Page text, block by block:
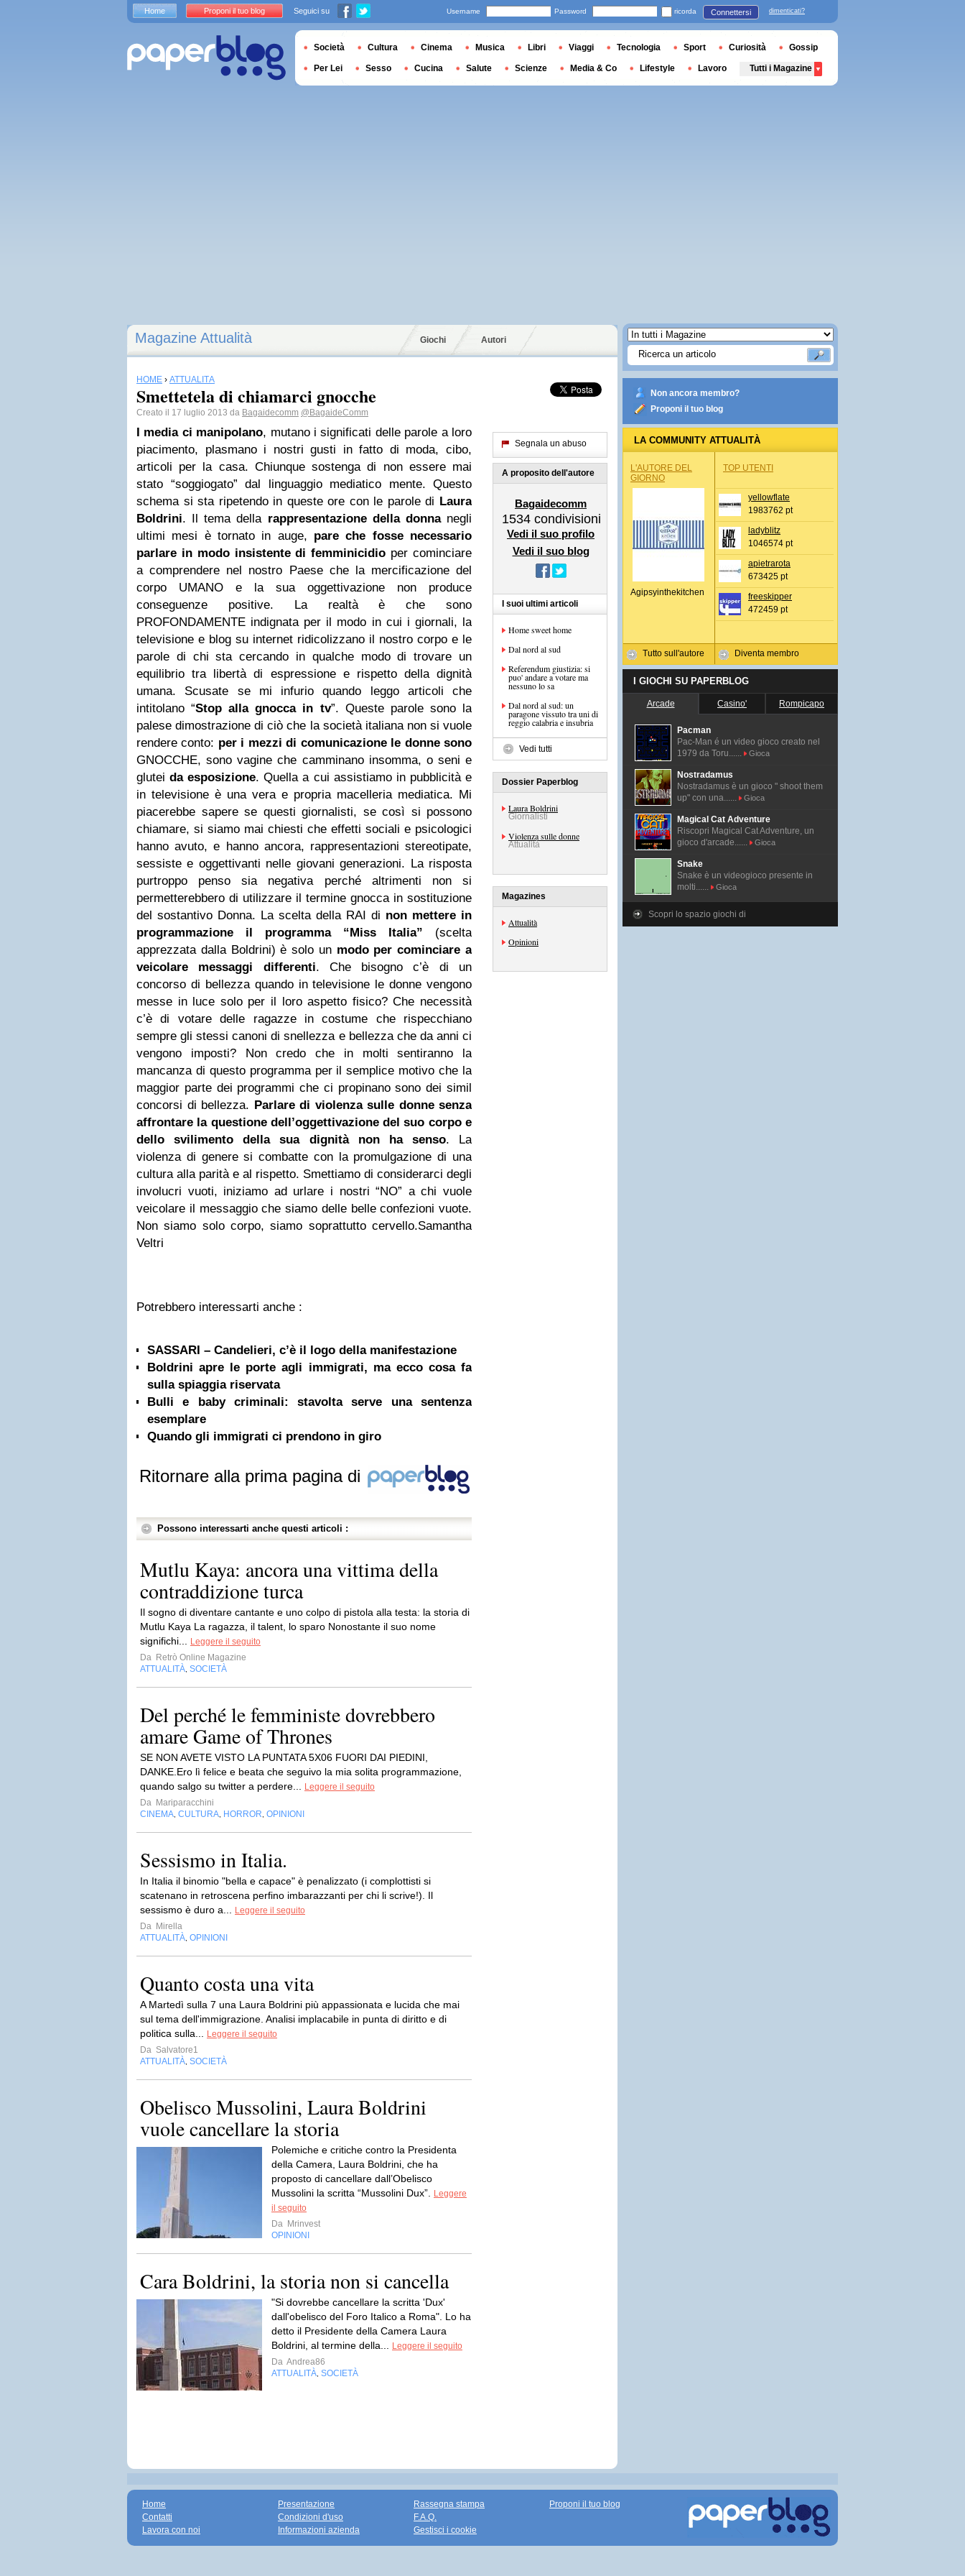
Magazine Attualità Giochi Autori
HOME › ATTUALITÀ
Smettetela di chiamarci gnocche
Creato il 17 luglio 2013 da Bagaidecomm @BagaideComm
I media ci manipolano, mutano i significati delle parole a loro
piacimento, plasmano i nostri gusti in fatto di moda, cibo,
articoli per la casa. Chiunque sostenga di non essere mai
stato “soggiogato” dal linguaggio mediatico mente. Questo
schema si sta ripetendo in queste ore con le parole di Laura
Boldrini. Il tema dellarappresentazione della donnanegli
ultimi mesi è tornato in auge, pare che fosse necessario
parlare in modo insistente di femminicidio per cominciare
a comprendere nel nostro Paese che la mercificazione del
corpo UMANO e la sua oggettivazione non produce
conseguenze positive. La realtà è che sono
PROFONDAMENTE indignata per il modo in cui i giornali, la
televisione e blog su internet ridicolizzano il nostro corpo e le
parole di chi sta cercando in qualche modo di trovare un
equilibrio tra libertà di espressione e rispetto della dignità
umana. Scusate se mi infurio quando leggo articoli che
intitolano “Stop alla gnocca in tv”. Queste parole sono la
palese dimostrazione di ciò che la società italiana non si vuole
rendere conto: per i mezzi di comunicazione le donne sono
GNOCCHE, sono vagine che camminano insomma, o seni e
gluteida esposizione. Quella a cui assistiamo in pubblicità e
in televisione è una vera e propria macelleria mediatica. Mi
piacerebbe sapere se questi giornalisti, se così si possono
chiamare, si siamo mai chiesti che effetti sociali e psicologici
hanno avuto, e hanno ancora, rappresentazioni stereotipate,
sessiste e oggettivanti nelle giovani generazioni. La risposta
purtroppo penso sia negativa perché altrimenti non si
permetterebbero di utilizzare il termine gnocca in sostituzione
del sostantivo Donna. La scelta della RAI di non mettere in
programmazione il programma “Miss Italia” (scelta
apprezzata dalla Boldrini) è solo un modo per cominciare a
veicolare messaggi differenti. Che bisogno c’è di un
concorso di bellezza quando in televisione le donne vengono
messe in luce solo per il loro aspetto fisico? Che necessità
c’è di votare delle ragazze in costume che rispecchiano
sempre gli stessi canoni di snellezza e bellezza che da anni ci
vengono imposti? Non credo che in molti sentiranno la
mancanza di questo programma per il semplice motivo che la
maggior parte dei programmi che ci propinano sono dei simil
concorsi di bellezza. Parlare di violenza sulle donnesenza
affrontare la questione dell’oggettivazione del suo corpo e
dello svilimento della sua dignità non ha senso. La
violenza di genere si combatte con la promulgazione di una
cultura alla parità e al rispetto. Smettiamo di considerarci degli
involucri vuoti, iniziamo ad urlare i nostri “NO” a chi vuole
veicolare il messaggio che siamo delle belle confezioni vuote.
Non siamo solo corpo, siamo soprattutto cervello.Samantha
Veltri
Potrebbero interessarti anche :
SASSARI – Candelieri, c’è il logo della manifestazione
Boldrini apre le porte agli immigrati, ma ecco cosa fa
sulla spiaggia riservata
Bulli e baby criminali: stavolta serve una sentenza
esemplare
Quando gli immigrati ci prendono in giro
Ritornare alla prima pagina di
Possono interessarti anche questi articoli :
Mutlu Kaya: ancora una vittima della
contraddizione turca
Il sogno di diventare cantante e uno colpo di pistola alla testa: la storia di
Mutlu Kaya La ragazza, il talent, lo sparo Nonostante il suo nome
significhi...
Leggere il seguito
Da Retrò Online Magazine
ATTUALITÀ SOCIETÀ
Del perché le femministe dovrebbero
amare Game of Thrones
SE NON AVETE VISTO LA PUNTATA 5X06 FUORI DAI PIEDINI,
DANKE.Ero lì felice e beata che seguivo la mia solita programmazione,
quando salgo su twitter a perdere...
Leggere il seguito
Da Mariparacchini
CINEMA CULTURA HORROR OPINIONI
Sessismo in Italia.
In Italia il binomio "bella e capace" è penalizzato (i complottisti si
scatenano in retroscena perfino imbarazzanti per chi li scrive!). Il
sessismo è duro a...
Leggere il seguito
Da Mirella
ATTUALITÀ OPINIONI
Quanto costa una vita
A Martedì sulla 7 una Laura Boldrini più appassionata e lucida che mai
sul tema dell'immigrazione. Analisi implacabile in punta di diritto e di
politica sulla...
Leggere il seguito
Da Salvatore1
ATTUALITÀ SOCIETÀ
Obelisco Mussolini, Laura Boldrini
vuole cancellare la storia
Polemiche e critiche contro la Presidenta
della Camera, Laura Boldrini, che ha
proposto di cancellare dall’Obelisco
Mussolini la scritta “Mussolini Dux”.
Leggere
il seguito
Da Mrinvest
OPINIONI
Cara Boldrini, la storia non si cancella
"Si dovrebbe cancellare la scritta 'Dux'
dall'obelisco del Foro Italico a Roma". Lo ha
detto il Presidente della Camera Laura
Boldrini, al termine della...
Leggere il seguito
Da Andrea86
ATTUALITÀ SOCIETÀ
Segnala un abuso
A proposito dell'autore
Bagaidecomm
1534 condivisioni
Vedi il suo profilo
Vedi il suo blog
I suoi ultimi articoli
Home sweet home
Dal nord al sud
Referendum giustizia: si
puo' andare a votare ma
nessuno lo sa
Dal nord al sud: un
paragone vissuto tra uni di
reggio calabria e insubria
Vedi tutti
Dossier Paperblog
Laura Boldrini
Giornalisti
Violenza sulle donne
Attualità
Magazines
Attualità
Opinioni
Non ancora membro?
Proponi il tuo blog
LA COMMUNITY ATTUALITÀ
L'AUTORE DEL
GIORNO
Agipsyinthekitchen
Tutto sull'autore
TOP UTENTI
yellowflate
1983762 pt
ladyblitz
1046574 pt
apietrarota
673425 pt
freeskipper
472459 pt
Diventa membro
I GIOCHI SU PAPERBLOG
Arcade Casino' Rompicapo
Pacman
Pac-Man é un video gioco creato nel
1979 da Toru......
Gioca
Nostradamus
Nostradamus è un gioco " shoot them
up" con una......
Gioca
Magical Cat Adventure
Riscopri Magical Cat Adventure, un
gioco d'arcade......
Gioca
Snake
Snake è un videogioco presente in
molti......
Gioca
Scopri lo spazio giochi di
Home Proponi il tuo blog Seguici su Username Password ricorda Connettersi dimenticati?
Società Cultura Cinema Musica Libri Viaggi Tecnologia Sport Curiosità Gossip
Per Lei Sesso Cucina Salute Scienze Media & Co Lifestyle Lavoro Tutti i Magazine
Home
Contatti
Lavora con noi
Presentazione
Condizioni d'uso
Informazioni azienda
Rassegna stampa
F.A.Q.
Gestisci i cookie
Proponi il tuo blog